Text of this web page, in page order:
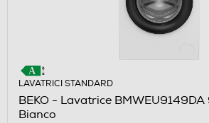
LAVATRICI STANDARD
BEKO - Lavatrice BMWEU9149DA
Bianco